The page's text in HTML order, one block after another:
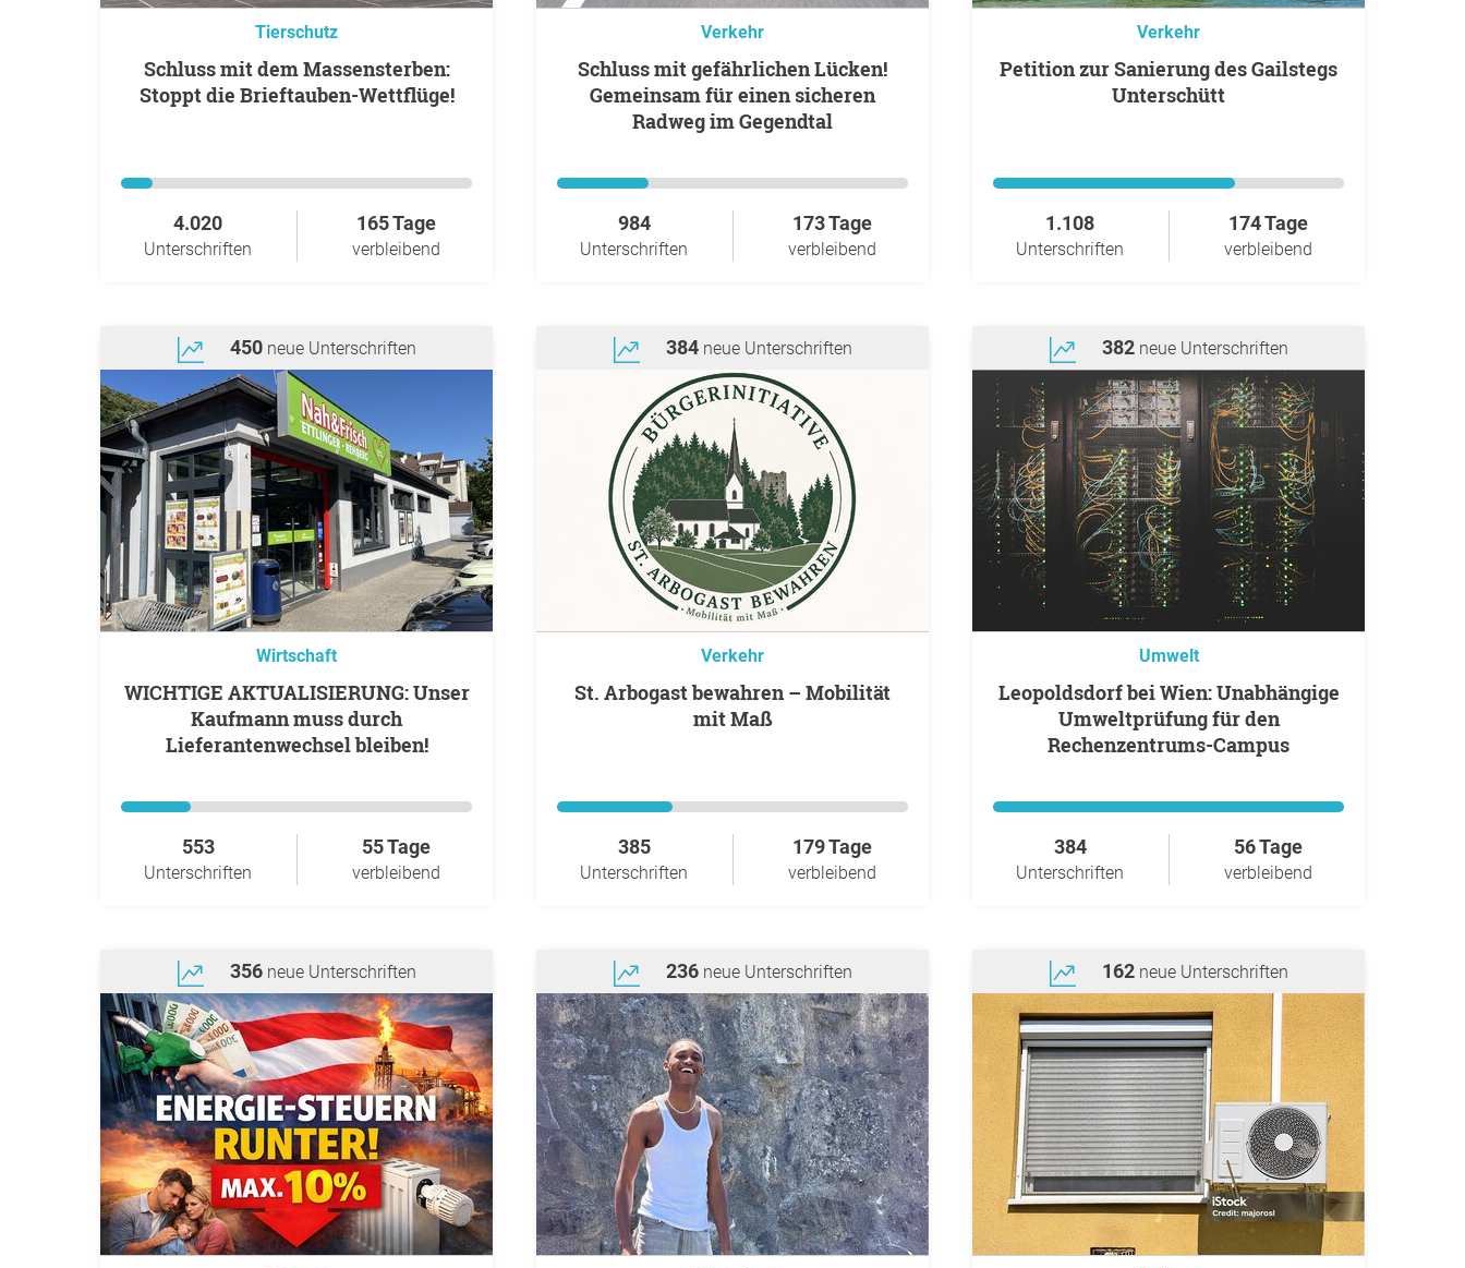
Tierschutz
Schluss mit dem Massensterben:
Stoppt die Brieftauben-Wettflüge!
4.020
Unterschriften
165 Tage
verbleibend
Verkehr
Schluss mit gefährlichen Lücken!
Gemeinsam für einen sicheren
Radweg im Gegendtal
984
Unterschriften
173 Tage
verbleibend
Verkehr
Petition zur Sanierung des Gailstegs
Unterschütt
1.108
Unterschriften
174 Tage
verbleibend
450neue Unterschriften
Wirtschaft
WICHTIGE AKTUALISIERUNG: Unser
Kaufmann muss durch
Lieferantenwechsel bleiben!
553
Unterschriften
55 Tage
verbleibend
384neue Unterschriften
Verkehr
St. Arbogast bewahren – Mobilität
mit Maß
385
Unterschriften
179 Tage
verbleibend
382neue Unterschriften
Umwelt
Leopoldsdorf bei Wien: Unabhängige
Umweltprüfung für den
Rechenzentrums-Campus
384
Unterschriften
56 Tage
verbleibend
356neue Unterschriften 236neue Unterschriften 162neue Unterschriften